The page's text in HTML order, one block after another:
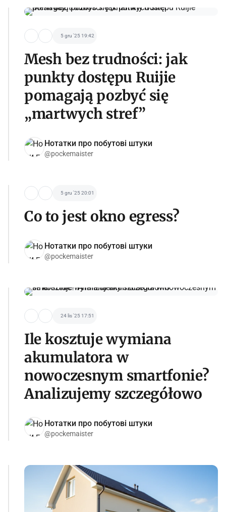
5 gru '25 19:42
Mesh bez trudności: jak
punkty dostępu Ruijie
pomagają pozbyć się
„martwych stref”
Нотатки про побутові штуки
@pockemaister
5 gru '25 20:01
Co to jest okno egress?
Нотатки про побутові штуки
@pockemaister
24 lis '25 17:51
Ile kosztuje wymiana
akumulatora w
nowoczesnym smartfonie?
Analizujemy szczegółowo
Нотатки про побутові штуки
@pockemaister